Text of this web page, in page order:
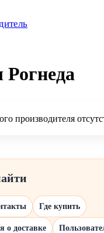
производителя
Где купить
о доставке